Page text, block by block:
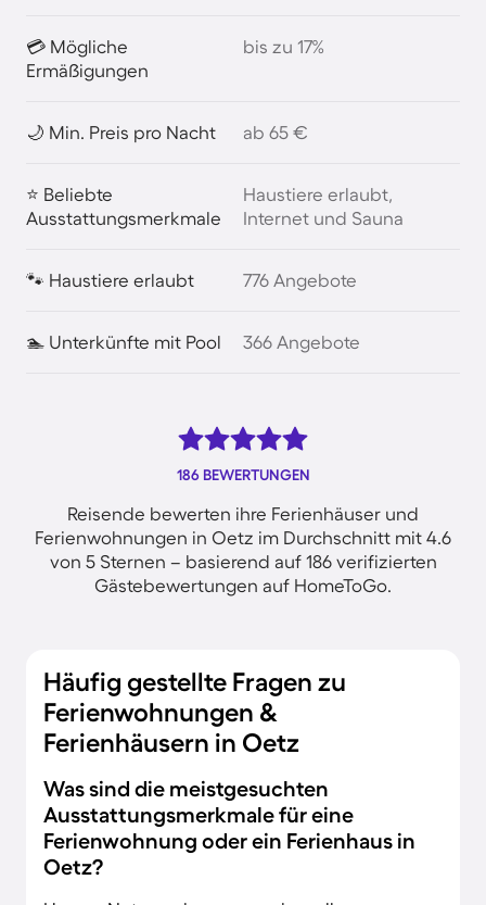
💳 Mögliche
Ermäßigungen
bis zu 17%
🌙 Min. Preis pro Nacht ab 65 €
⭐ Beliebte
Ausstattungsmerkmale
Haustiere erlaubt,
Internet und Sauna
🐾 Haustiere erlaubt 776 Angebote
🏊 Unterkünfte mit Pool 366 Angebote
186 BEWERTUNGEN
Reisende bewerten ihre Ferienhäuser und
Ferienwohnungen in Oetz im Durchschnitt mit 4.6
von 5 Sternen – basierend auf 186 verifizierten
Gästebewertungen auf HomeToGo.
Häufig gestellte Fragen zu
Ferienwohnungen &
Ferienhäusern in Oetz
Was sind die meistgesuchten
Ausstattungsmerkmale für eine
Ferienwohnung oder ein Ferienhaus in
Oetz?